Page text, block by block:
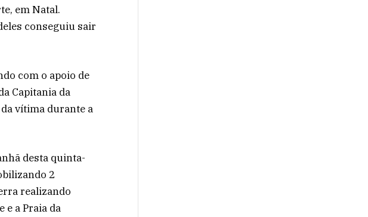
em Natal.
conseguiu sair
com o apoio de
Capitania da
vítima durante a
desta quinta-
2
realizando
e a Praia da